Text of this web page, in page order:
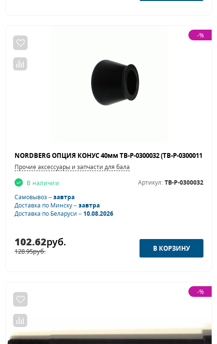
-%
Прочие аксессуары и запчасти для балансировочных станков
В наличии
Артикул: TB-P-0300032
Самовывоз –завтра
Доставка по Минску –завтра
Доставка по Беларуси –10.08.2026
102.62руб.
128.95руб.
-%